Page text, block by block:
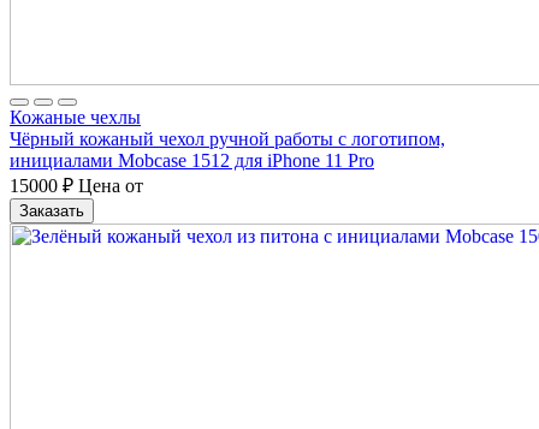
Кожаные чехлы
Чёрный кожаный чехол ручной работы с логотипом,
инициалами Mobcase 1512 для iPhone 11 Pro
15000 ₽ Цена от
Заказать